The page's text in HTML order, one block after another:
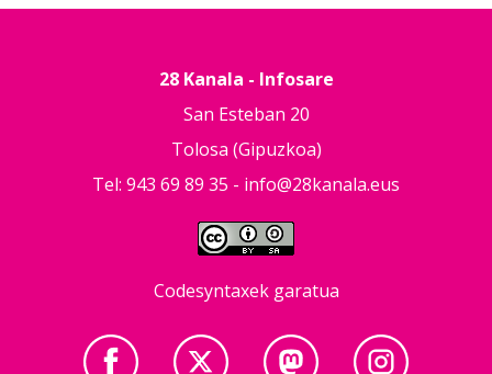
28 Kanala - Infosare
San Esteban 20
Tolosa (Gipuzkoa)
Tel: 943 69 89 35 - info@28kanala.eus
Codesyntaxek garatua